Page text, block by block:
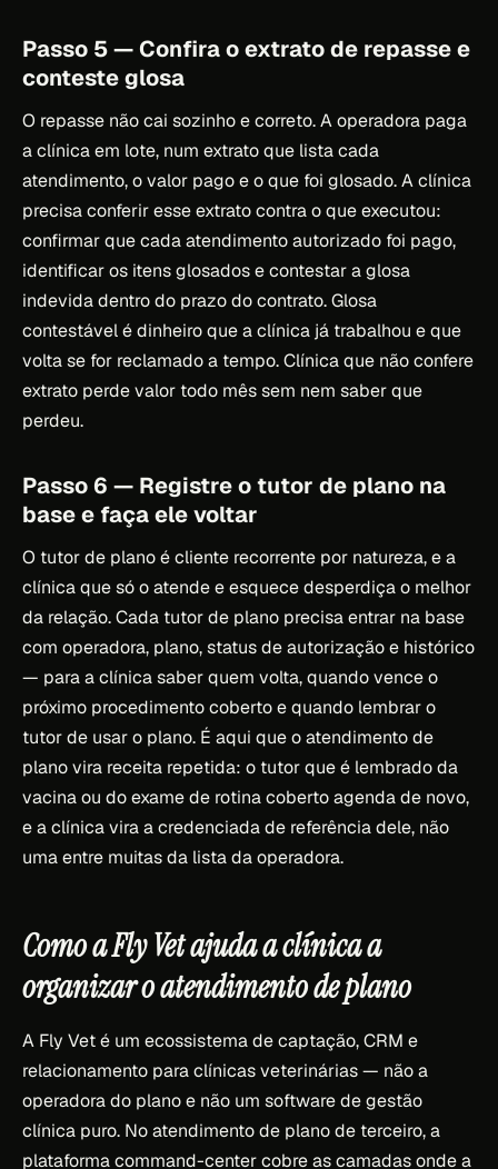
Passo 5 — Confira o extrato de repasse e
conteste glosa
O repasse não cai sozinho e correto. A operadora paga
a clínica em lote, num extrato que lista cada
atendimento, o valor pago e o que foi glosado. A clínica
precisa conferir esse extrato contra o que executou:
confirmar que cada atendimento autorizado foi pago,
identificar os itens glosados e contestar a glosa
indevida dentro do prazo do contrato. Glosa
contestável é dinheiro que a clínica já trabalhou e que
volta se for reclamado a tempo. Clínica que não confere
extrato perde valor todo mês sem nem saber que
perdeu.
Passo 6 — Registre o tutor de plano na
base e faça ele voltar
O tutor de plano é cliente recorrente por natureza, e a
clínica que só o atende e esquece desperdiça o melhor
da relação. Cada tutor de plano precisa entrar na base
com operadora, plano, status de autorização e histórico
— para a clínica saber quem volta, quando vence o
próximo procedimento coberto e quando lembrar o
tutor de usar o plano. É aqui que o atendimento de
plano vira receita repetida: o tutor que é lembrado da
vacina ou do exame de rotina coberto agenda de novo,
e a clínica vira a credenciada de referência dele, não
uma entre muitas da lista da operadora.
Como a Fly Vet ajuda a clínica a
organizar o atendimento de plano
A Fly Vet é um ecossistema de captação, CRM e
relacionamento para clínicas veterinárias — não a
operadora do plano e não um software de gestão
clínica puro. No atendimento de plano de terceiro, a
plataforma command-center cobre as camadas onde a